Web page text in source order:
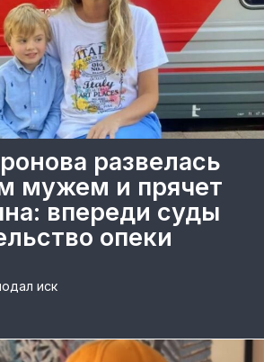
развелась
мужем и прячет
впереди суды
опеки
иск